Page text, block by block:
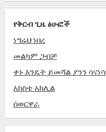
የቅርብ ጊዜ ፅሁፎች
ነግሬህ ነበረ
መልካም ጋብቻ
ቀኑ እንዴት ይመሻል ያንን ሳናነሳ
አክስቴ አክሊል
ሰወርዋራ